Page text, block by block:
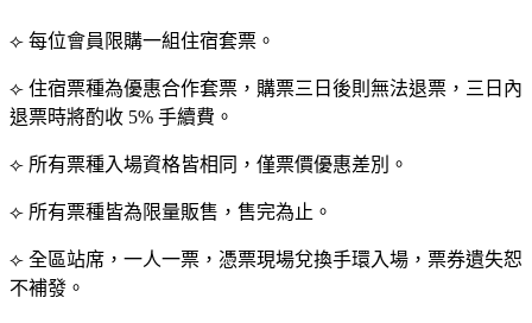
⟣ 每位會員限購一組住宿套票。
⟣ 住宿票種為優惠合作套票，購票三日後則無法退票，三日內
退票時將酌收 5% 手續費。
⟣ 所有票種入場資格皆相同，僅票價優惠差別。
⟣ 所有票種皆為限量販售，售完為止。
⟣ 全區站席，一人一票，憑票現場兌換手環入場，票券遺失恕
不補發。